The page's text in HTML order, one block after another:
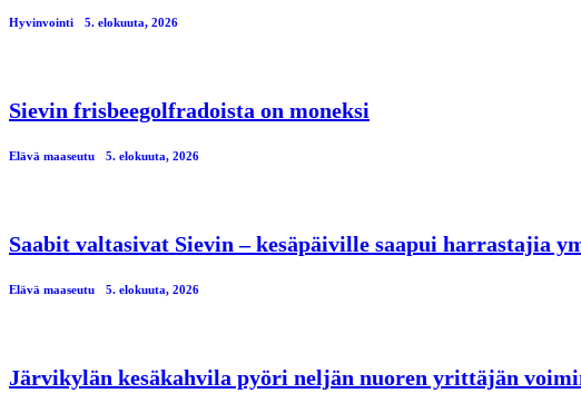
Hyvinvointi 5. elokuuta, 2026
Sievin frisbeegolfradoista on moneksi
Elävä maaseutu 5. elokuuta, 2026
Saabit valtasivat Sievin – kesäpäiville saapui harrastajia
Elävä maaseutu 5. elokuuta, 2026
Järvikylän kesäkahvila pyöri neljän nuoren yrittäjän